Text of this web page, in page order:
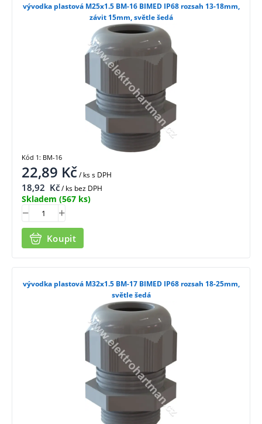
vývodka plastová M25x1.5 BM-16 BIMED IP68 rozsah 13-18mm,
závit 15mm, světle šedá
22,89 Kč/ kss DPH
18,92 Kč/ ks bez DPH
Skladem (567 ks)
Koupit
Kód 1: BM-16
vývodka plastová M32x1.5 BM-17 BIMED IP68 rozsah 18-25mm,
světle šedá